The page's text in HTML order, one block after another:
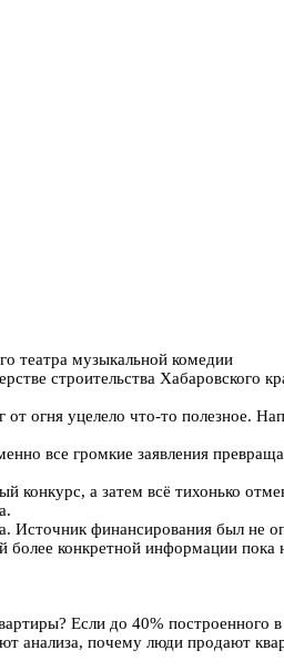
театра музыкальной комедии
строительства Хабаровского
огня уцелело что-то полезное.
все громкие заявления
а затем всё тихонько
Источник финансирования был не
конкретной информации
Если до 40%
анализа, почему люди продают